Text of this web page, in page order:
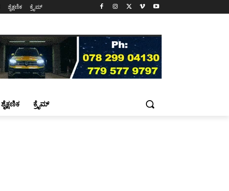
ಶೈಕ್ಷಣಿಕ ಕ್ರೈಮ್
ಶೈಕ್ಷಣಿಕ ಕ್ರೈಮ್